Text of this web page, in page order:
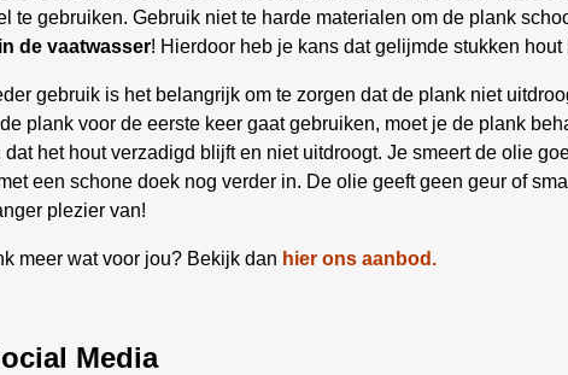
te gebruiken. Gebruik niet te harde materialen om de plank
de vaatwasser! Hierdoor heb je kans dat gelijmde stukken
gebruik is het belangrijk om te zorgen dat de plank niet
plank voor de eerste keer gaat gebruiken, moet je de plank
het hout verzadigd blijft en niet uitdroogt. Je smeert de olie
een schone doek nog verder in. De olie geeft geen geur of
plezier van!
meer wat voor jou? Bekijk dan hier ons aanbod.
Media